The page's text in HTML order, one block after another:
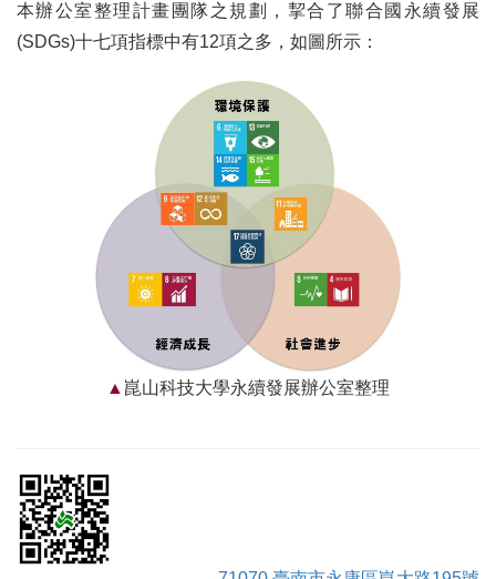
本辦公室整理計畫團隊之規劃，挈合了聯合國永續發展
(SDGs)十七項指標中有12項之多，如圖所示：
崑山科技大學永續發展辦公室整理